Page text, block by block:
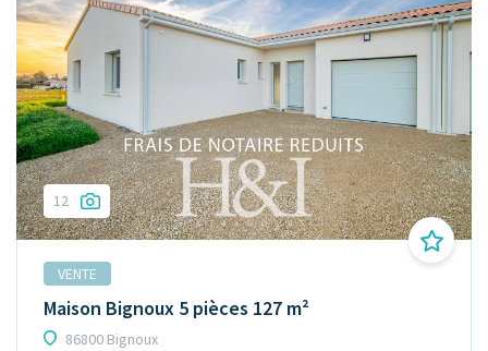
12
VENTE
Maison Bignoux 5 pièces 127 m²
86800 Bignoux